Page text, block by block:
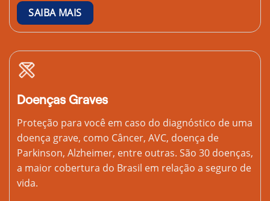
SAIBA MAIS
Doenças Graves
Proteção para você em caso do diagnóstico de uma
doença grave, como Câncer, AVC, doença de
Parkinson, Alzheimer, entre outras. São 30 doenças,
a maior cobertura do Brasil em relação a seguro de
vida.